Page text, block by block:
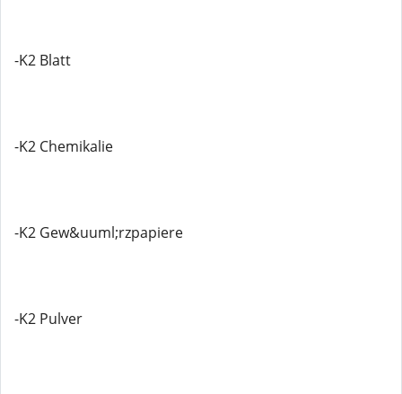
-K2 Blatt
-K2 Chemikalie
-K2 Gew&uuml;rzpapiere
-K2 Pulver